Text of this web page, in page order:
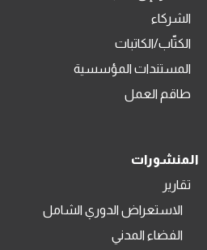
الشركاء
الكتّاب/الكاتبات
المستندات المؤسسية
طاقم العمل
المنشورات
تقارير
الاستعراض الدوري الشامل
الفضاء المدني